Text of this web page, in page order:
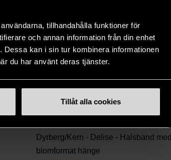
tillhandahålla funktioner för
och annan information från din enhet
kan i sin tur kombinera informationen
du har använt deras tjänster.
Tillåt alla cookies
1/5
Dyrberg/Kern - Delise - Halsband med
blomformat hänge